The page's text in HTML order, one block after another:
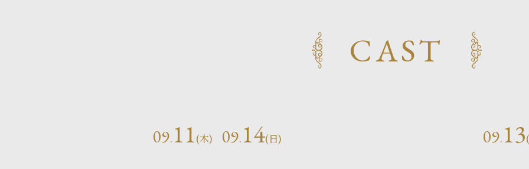
CAST
09. 11(木) 09. 14(日) 09. 13